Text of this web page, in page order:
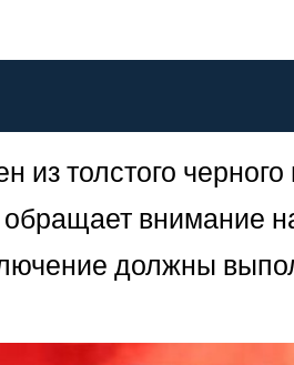
из толстого
внимание
должны